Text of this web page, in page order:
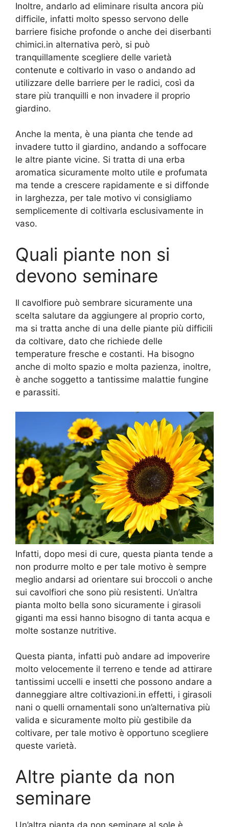
Inoltre, andarlo ad eliminare risulta ancora più
difficile, infatti molto spesso servono delle
barriere fisiche profonde o anche dei diserbanti
chimici.in alternativa però, si può
tranquillamente scegliere delle varietà
contenute e coltivarlo in vaso o andando ad
utilizzare delle barriere per le radici, così da
stare più tranquilli e non invadere il proprio
giardino.
Anche la menta, è una pianta che tende ad
invadere tutto il giardino, andando a soffocare
le altre piante vicine. Si tratta di una erba
aromatica sicuramente molto utile e profumata
ma tende a crescere rapidamente e si diffonde
in larghezza, per tale motivo vi consigliamo
semplicemente di coltivarla esclusivamente in
vaso.
Quali piante non si
devono seminare
Il cavolfiore può sembrare sicuramente una
scelta salutare da aggiungere al proprio corto,
ma si tratta anche di una delle piante più difficili
da coltivare, dato che richiede delle
temperature fresche e costanti. Ha bisogno
anche di molto spazio e molta pazienza, inoltre,
è anche soggetto a tantissime malattie fungine
e parassiti.
Infatti, dopo mesi di cure, questa pianta tende a
non produrre molto e per tale motivo è sempre
meglio andarsi ad orientare sui broccoli o anche
sui cavolfiori che sono più resistenti. Un’altra
pianta molto bella sono sicuramente i girasoli
giganti ma essi hanno bisogno di tanta acqua e
molte sostanze nutritive.
Questa pianta, infatti può andare ad impoverire
molto velocemente il terreno e tende ad attirare
tantissimi uccelli e insetti che possono andare a
danneggiare altre coltivazioni.in effetti, i girasoli
nani o quelli ornamentali sono un’alternativa più
valida e sicuramente molto più gestibile da
coltivare, per tale motivo è opportuno scegliere
queste varietà.
Altre piante da non
seminare
Un’altra pianta da non seminare al sole è